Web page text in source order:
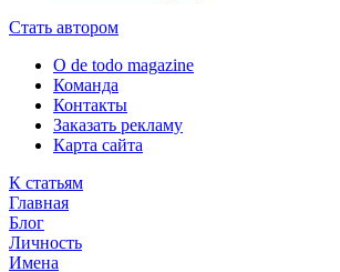
Стать автором
О de todo magazine
Команда
Контакты
Заказать рекламу
Карта сайта
К статьям
Главная
Блог
Личность
Имена